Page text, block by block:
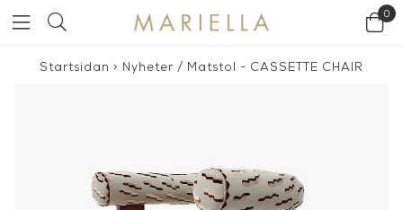
0
Startsidan > Nyheter / Matstol - CASSETTE CHAIR